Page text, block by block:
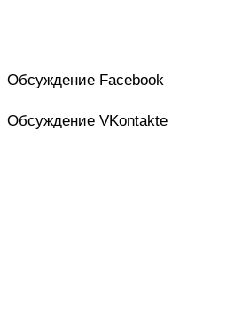
Обсуждение Facebook
Обсуждение VKontakte